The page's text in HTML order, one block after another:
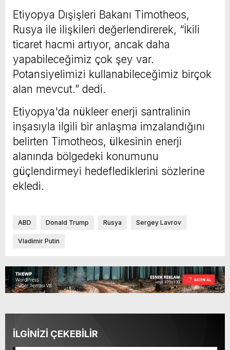
Etiyopya Dışişleri Bakanı Timotheos,
Rusya ile ilişkileri değerlendirerek, “İkili
ticaret hacmi artıyor, ancak daha
yapabileceğimiz çok şey var.
Potansiyelimizi kullanabileceğimiz birçok
alan mevcut.” dedi.
Etiyopya'da nükleer enerji santralinin
inşasıyla ilgili bir anlaşma imzalandığını
belirten Timotheos, ülkesinin enerji
alanında bölgedeki konumunu
güçlendirmeyi hedeflediklerini sözlerine
ekledi.
ABD Donald Trump Rusya Sergey Lavrov
Vladimir Putin
İLGİNİZİ ÇEKEBİLİR